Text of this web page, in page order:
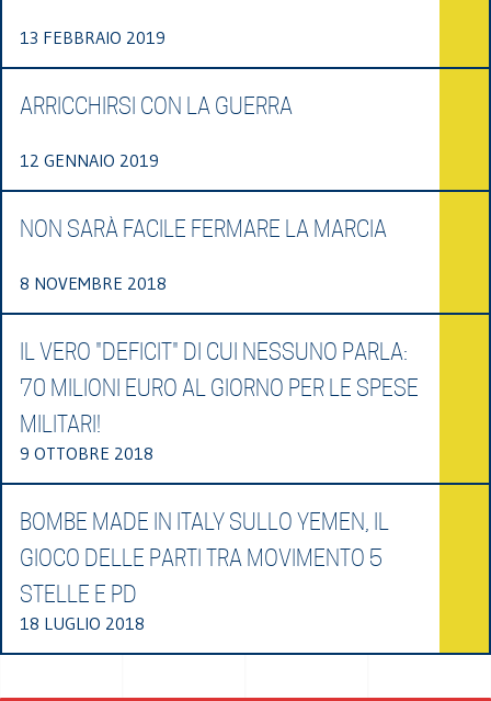
13 FEBBRAIO 2019
ARRICCHIRSI CON LA GUERRA
12 GENNAIO 2019
NON SARÀ FACILE FERMARE LA MARCIA
8 NOVEMBRE 2018
IL VERO "DEFICIT" DI CUI NESSUNO PARLA:
70 MILIONI EURO AL GIORNO PER LE SPESE
MILITARI!
9 OTTOBRE 2018
BOMBE MADE IN ITALY SULLO YEMEN, IL
GIOCO DELLE PARTI TRA MOVIMENTO 5
STELLE E PD
18 LUGLIO 2018